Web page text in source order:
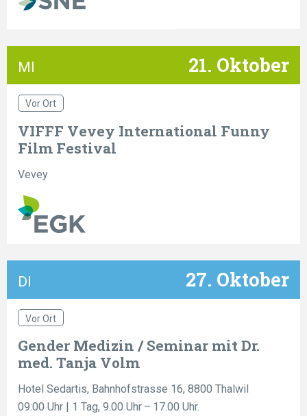
MI 21. Oktober
Vor Ort
VIFFF Vevey International Funny
Film Festival
Vevey
DI 27. Oktober
Vor Ort
Gender Medizin / Seminar mit Dr.
med. Tanja Volm
Hotel Sedartis, Bahnhofstrasse 16, 8800 Thalwil
09:00 Uhr | 1 Tag, 9.00 Uhr – 17.00 Uhr.